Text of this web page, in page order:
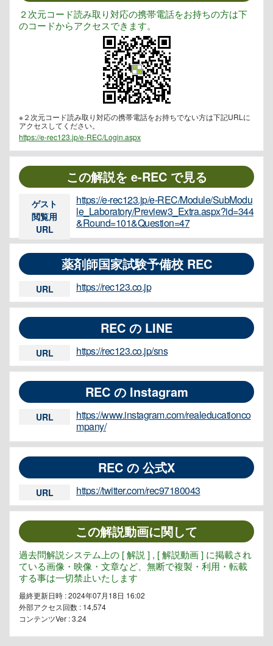
２次元コード読み取り対応の携帯電話をお持ちの方は下
のコードからアクセスできます。
※２次元コード読み取り対応の携帯電話をお持ちでない方は下記URLに
アクセスしてください。
https://e-rec123.jp/e-REC/Login.aspx
この解説を e-REC で見る
ゲスト
閲覧用
URL
https://e-rec123.jp/e-REC/Module/SubModu
le_Laboratory/Preview3_Extra.aspx?id=344
&Round=101&Question=47
薬剤師国家試験予備校 REC
URL https://rec123.co.jp
REC の LINE
URL https://rec123.co.jp/sns
REC の Instagram
URL
https://www.instagram.com/realeducationco
mpany/
REC の 公式X
URL https://twitter.com/rec97180043
この解説動画に関して
過去問解説システム上の [ 解説 ] , [ 解説動画 ] に掲載され
ている画像・映像・文章など、無断で複製・利用・転載
する事は一切禁止いたします
最終更新日時 : 2024年07月18日 16:02
外部アクセス回数 : 14,574
コンテンツVer : 3.24